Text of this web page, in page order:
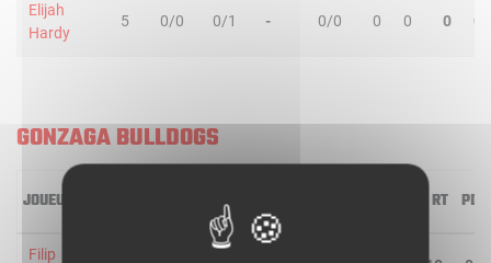
Elijah
Hardy
5 0/0 0/1 - 0/0 0 0 0 0
GONZAGA BULLDOGS
JOUEUR 3R/3T RT PD
Filip